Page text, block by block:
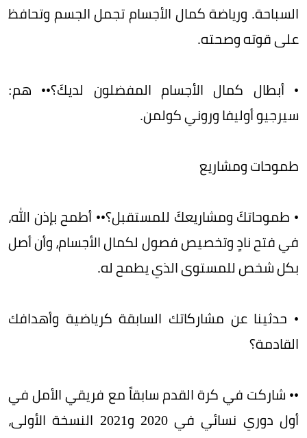
السباحة. ورياضة كمال الأجسام تجمل الجسم وتحافظ
على قوته وصحته.
• أبطال كمال الأجسام المفضلون لديكَ؟•• هم:
سيرجيو أوليفا وروني كولمن.
طموحات ومشاريع
• طموحاتكَ ومشاريعكَ للمستقبل؟•• أطمح بإذن الله،
في فتح نادٍ وتخصيص فصول لكمال الأجسام، وأن أصل
بكل شخص للمستوى الذي يطمح له.
• حدثينا عن مشاركاتك السابقة كرياضية وأهدافك
القادمة؟
•• شاركت في كرة القدم سابقاً مع فريقي الأمل في
أول دوري نسائي في 2020 و2021 النسخة الأولى،